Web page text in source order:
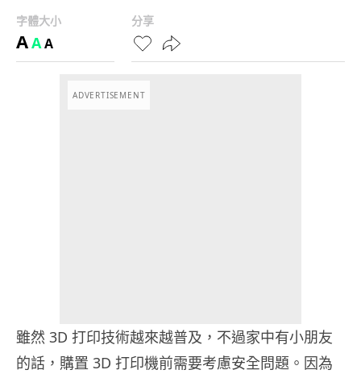
字體大小
AAA
分享
ADVERTISEMENT
雖然 3D 打印技術越來越普及，不過家中有小朋友
的話，購置 3D 打印機前需要考慮安全問題。因為